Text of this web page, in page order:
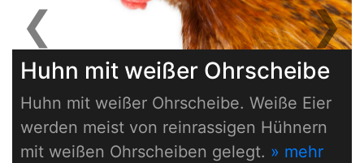
Huhn mit weißer Ohrscheibe
Huhn mit weißer Ohrscheibe. Weiße Eier
werden meist von reinrassigen Hühnern
mit weißen Ohrscheiben gelegt. » mehr
❮Previous ❯
Next